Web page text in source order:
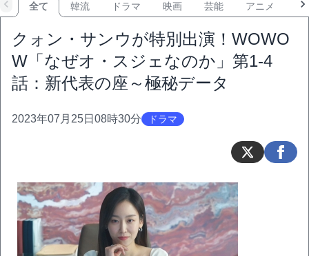
全て 韓流 ドラマ 映画 芸能 アニメ
クォン・サンウが特別出演！WOWO
W「なぜオ・スジェなのか」第1-4
話：新代表の座～極秘データ
2023年07月25日08時30分 ドラマ